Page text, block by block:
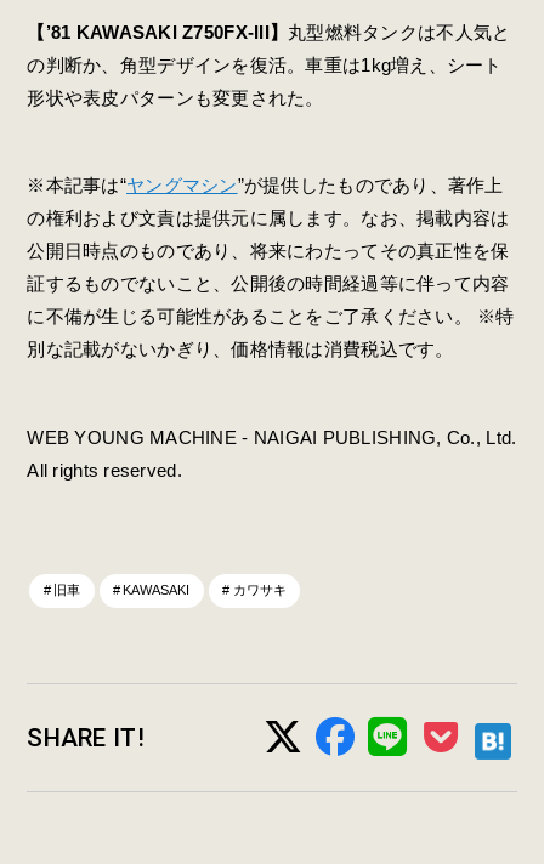
【’81 KAWASAKI Z750FX-III】 丸型燃料タンクは不人気と
の判断か、角型デザインを復活。車重は1kg増え、シート
形状や表皮パターンも変更された。
※本記事は“ヤングマシン”が提供したものであり、著作上
の権利および文責は提供元に属します。なお、掲載内容は
公開日時点のものであり、将来にわたってその真正性を保
証するものでないこと、公開後の時間経過等に伴って内容
に不備が生じる可能性があることをご了承ください。 ※特
別な記載がないかぎり、価格情報は消費税込です。
WEB YOUNG MACHINE - NAIGAI PUBLISHING, Co., Ltd.
All rights reserved.
旧車 KAWASAKI カワサキ
SHARE IT!